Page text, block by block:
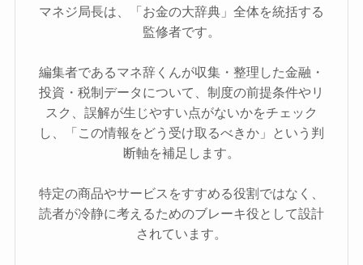
マネジ局長は、「お金の大辞典」全体を統括する
監修者です。
編集者であるマネ辞くんが収集・整理した金融・
投資・税制データについて、制度の前提条件やリ
スク、誤解が生じやすい点がないかをチェック
し、「この情報をどう受け取るべきか」という判
断軸を補足します。
特定の商品やサービスをすすめる役割ではなく、
読者が冷静に考えるためのブレーキ役として設計
されています。